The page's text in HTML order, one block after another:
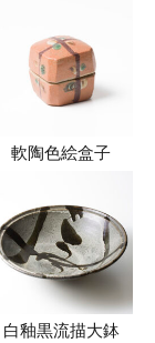
軟陶色絵盒子
白釉黒流描大鉢